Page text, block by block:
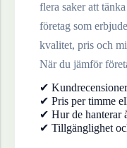
flera saker att
företag som
kvalitet, pris och
När du jämför
✔
✔ Pris per timme
✔ Hur de hanterar
✔ Tillgänglighet